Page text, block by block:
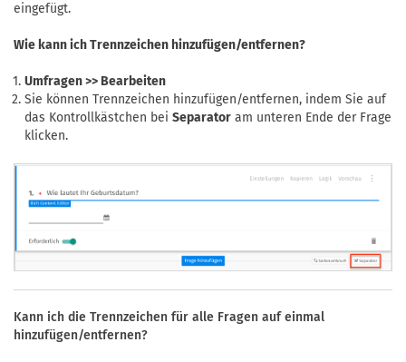
eingefügt.
Wie kann ich Trennzeichen hinzufügen/entfernen?
Umfragen >> Bearbeiten
Sie können Trennzeichen hinzufügen/entfernen, indem Sie auf
das Kontrollkästchen bei Separator am unteren Ende der Frage
klicken.
Kann ich die Trennzeichen für alle Fragen auf einmal
hinzufügen/entfernen?